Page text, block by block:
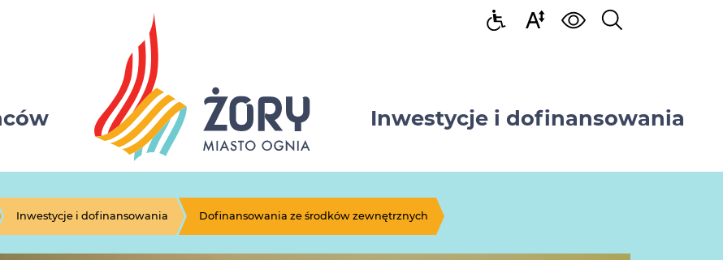
Inwestycje i dofinansowania
Inwestycje i dofinansowania Dofinansowania ze środków zewnętrznych